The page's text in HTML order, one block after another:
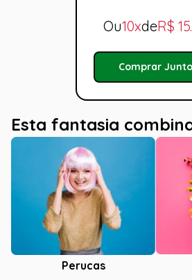
Ou10xdeR$
Comprar Junto
Esta fantasia
Perucas